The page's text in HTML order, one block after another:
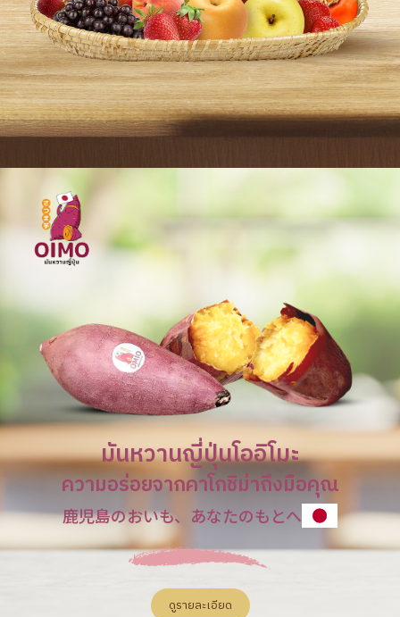
มันหวานญี่ปุ่นโออิโมะ
ความอร่อยจากคาโกชิม่าถึงมือคุณ
鹿児島のおいも、あなたのもとへ
ดูรายละเอียด